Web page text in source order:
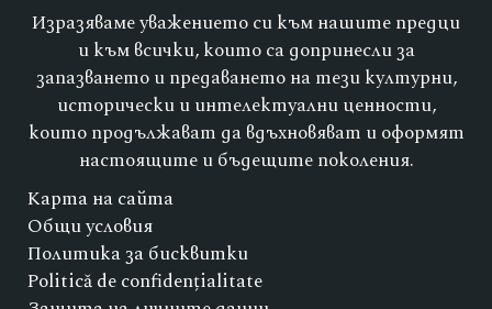
Изразяваме уважението си към нашите предци
и към всички, които са допринесли за
запазването и предаването на тези културни,
исторически и интелектуални ценности,
които продължават да вдъхновяват и оформят
настоящите и бъдещите поколения.
Карта на сайта
Общи условия
Политика за бисквитки
Politică de confidențialitate